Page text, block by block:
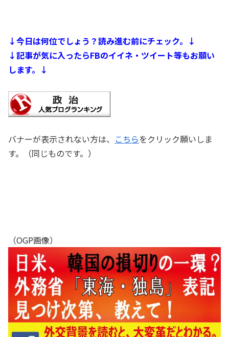
↓今日は何位でしょう？読み進む前にチェック。↓
↓記事が気に入ったらFBのイイネ・ツイート等もお願い
します。↓
バナーが表示されない方は、 こちらをクリック願いしま
す。（同じものです。）
（OGP画像）